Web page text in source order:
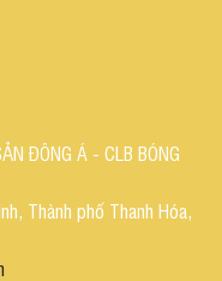
ĐÔNG Á - CLB BÓNG
Thành phố Thanh Hóa,